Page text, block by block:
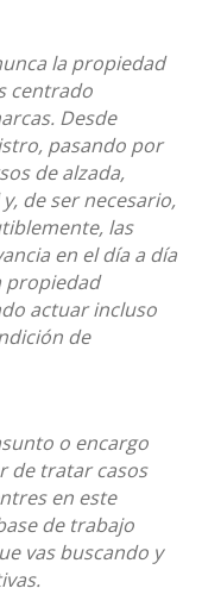
la propiedad
centrado
Desde
pasando por
de alzada,
de ser necesario,
las
en el día a día
propiedad
actuar incluso
de
o encargo
de tratar casos
en este
de trabajo
vas buscando y